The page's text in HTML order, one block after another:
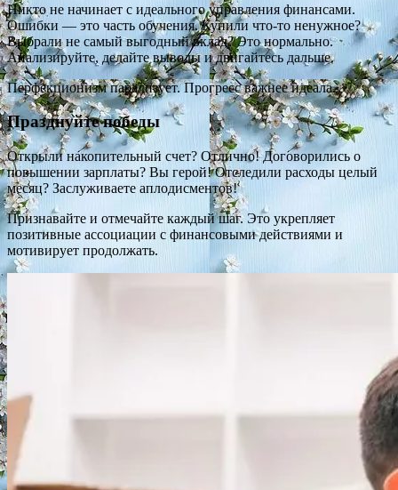
Никто не начинает с идеального управления финансами.
Ошибки — это часть обучения. Купили что-то ненужное?
Выбрали не самый выгодный вклад? Это нормально.
Анализируйте, делайте выводы и двигайтесь дальше.
Перфекционизм парализует. Прогресс важнее идеала.
Празднуйте победы
Открыли накопительный счет? Отлично! Договорились о
повышении зарплаты? Вы герой! Отследили расходы целый
месяц? Заслуживаете аплодисментов!
Признавайте и отмечайте каждый шаг. Это укрепляет
позитивные ассоциации с финансовыми действиями и
мотивирует продолжать.